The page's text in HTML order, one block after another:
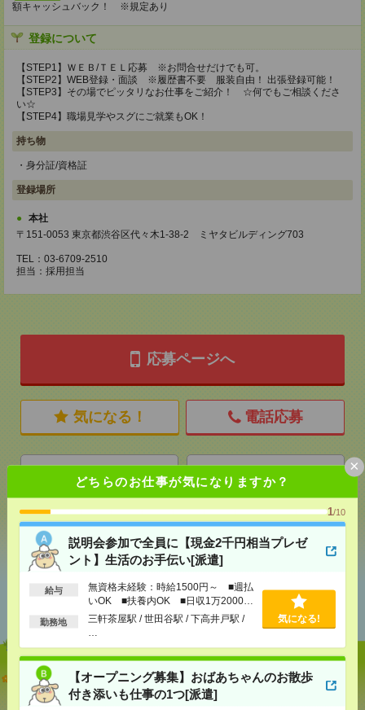
どちらのお仕事が気になりますか？
1/10
説明会参加で全員に【現金2千円相当プレゼ
ント】生活のお手伝い[派遣]
給与
無資格未経験：時給1500円～ ■週払
いOK ■扶養内OK ■日収1万2000円
以上
勤務地
三軒茶屋駅 / 世田谷駅 / 下高井戸駅 /
気になる!
【オープニング募集】おばあちゃんのお散歩
付き添いも仕事の1つ[派遣]
×
額キャッシュバック！ ※規定あり
登録について
【STEP1】ＷＥＢ/ＴＥＬ応募 ※お問合せだけでも可。
【STEP2】WEB登録・面談 ※履歴書不要 服装自由！ 出張登録可能！
【STEP3】その場でピッタリなお仕事をご紹介！ ☆何でもご相談くださ
い☆
【STEP4】職場見学やスグにご就業もOK！
持ち物
・身分証/資格証
登録場所
本社
〒151-0053 東京都渋谷区代々木1-38-2 ミヤタビルディング703
TEL：03-6709-2510
担当：採用担当
応募ページへ
気になる！ 電話応募
シェア ツイート ブックマーク
あなたの閲覧履歴からの
おすすめ
説明会参加で全員に【現金2千円相当プレゼント】生
活のお手伝い[派遣]